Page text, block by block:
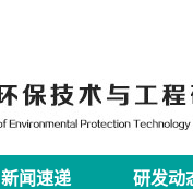
新闻速递 研发动